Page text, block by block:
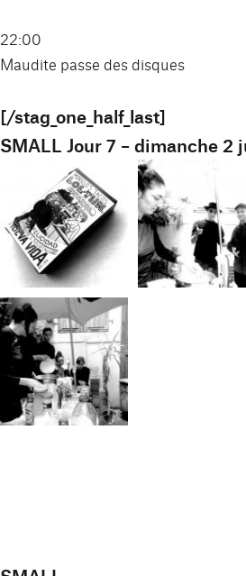
22:00
Maudite passe des disques
[/stag_one_half_last]
SMALL Jour 7 – dimanche 2